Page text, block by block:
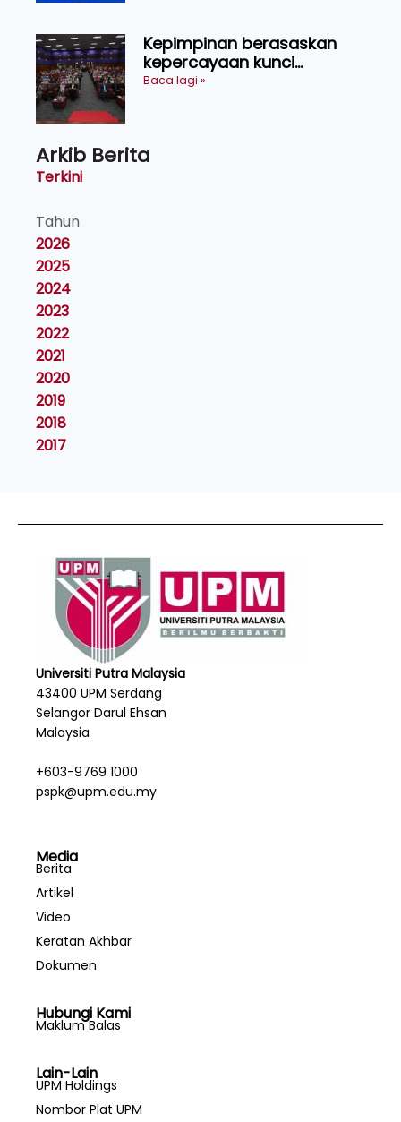
Kepimpinan berasaskan
kepercayaan kunci
kecemerlangan institusi -
Baca lagi »
Arkib Berita
Terkini
Tahun
2026
2025
2024
2023
2022
2021
2020
2019
2018
2017
Universiti Putra Malaysia
43400 UPM Serdang
Selangor Darul Ehsan
Malaysia
+603-9769 1000
pspk@upm.edu.my
Media
Berita
Artikel
Video
Keratan Akhbar
Dokumen
Hubungi Kami
Maklum Balas
Lain-Lain
UPM Holdings
Nombor Plat UPM